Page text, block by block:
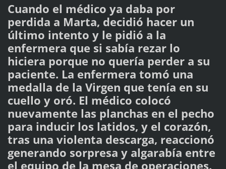
Cuando el médico ya daba por
perdida a Marta, decidió hacer un
último intento y le pidió a la
enfermera que si sabía rezar lo
hiciera porque no quería perder a su
paciente. La enfermera tomó una
medalla de la Virgen que tenía en su
cuello y oró. El médico colocó
nuevamente las planchas en el pecho
para inducir los latidos, y el corazón,
tras una violenta descarga, reaccionó
generando sorpresa y algarabía entre
el equipo de la mesa de operaciones.